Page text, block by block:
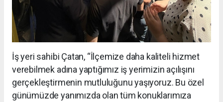
İş yeri sahibi Çatan, “İlçemize daha kaliteli hizmet
verebilmek adına yaptığımız iş yerimizin açılışını
gerçekleştirmenin mutluluğunu yaşıyoruz. Bu özel
günümüzde yanımızda olan tüm konuklarımıza